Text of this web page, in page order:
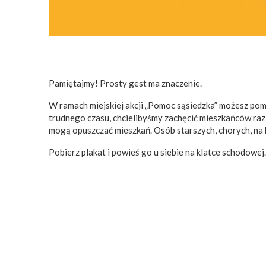
Pamiętajmy! Prosty gest ma znaczenie.
W ramach miejskiej akcji „Pomoc sąsiedzka” możesz
trudnego czasu, chcielibyśmy zachęcić mieszkańców
mogą opuszczać mieszkań. Osób starszych, chorych,
Pobierz plakat i powieś go u siebie na klatce schodowej.